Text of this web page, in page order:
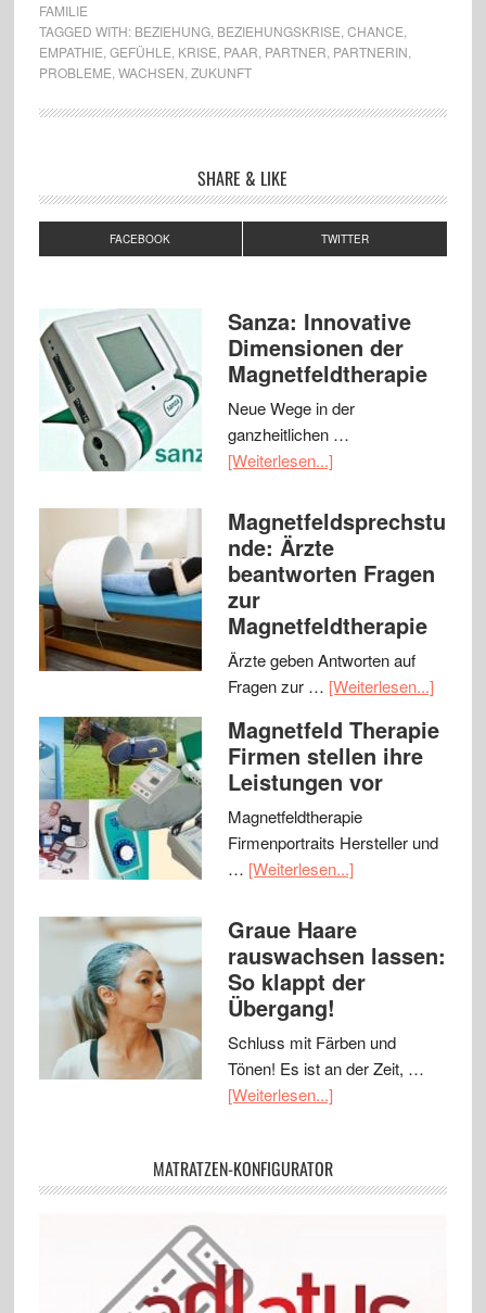
FAMILIE
TAGGED WITH: BEZIEHUNG, BEZIEHUNGSKRISE CHANCE
EMPATHIE GEFÜHLE KRISE PAAR PARTNER PARTNERIN
PROBLEME WACHSEN ZUKUNFT
SHARE & LIKE
FACEBOOK TWITTER
Sanza: Innovative
Dimensionen der
Magnetfeldtherapie
Neue Wege in der
ganzheitlichen …
[Weiterlesen...]
Magnetfeldsprechstu
nde: Ärzte
beantworten Fragen
zur
Magnetfeldtherapie
Ärzte geben Antworten auf
Fragen zur … [Weiterlesen...]
Magnetfeld Therapie
Firmen stellen ihre
Leistungen vor
Magnetfeldtherapie
Firmenportraits Hersteller und
… [Weiterlesen...]
Graue Haare
rauswachsen lassen:
So klappt der
Übergang!
Schluss mit Färben und
Tönen! Es ist an der Zeit, …
[Weiterlesen...]
MATRATZEN-KONFIGURATOR